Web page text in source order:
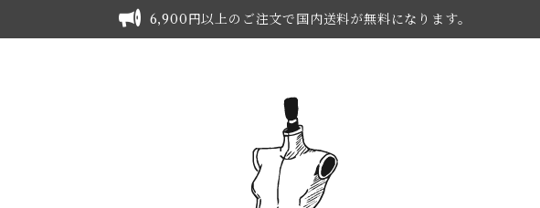
6,900円以上のご注文で国内送料が無料になります。